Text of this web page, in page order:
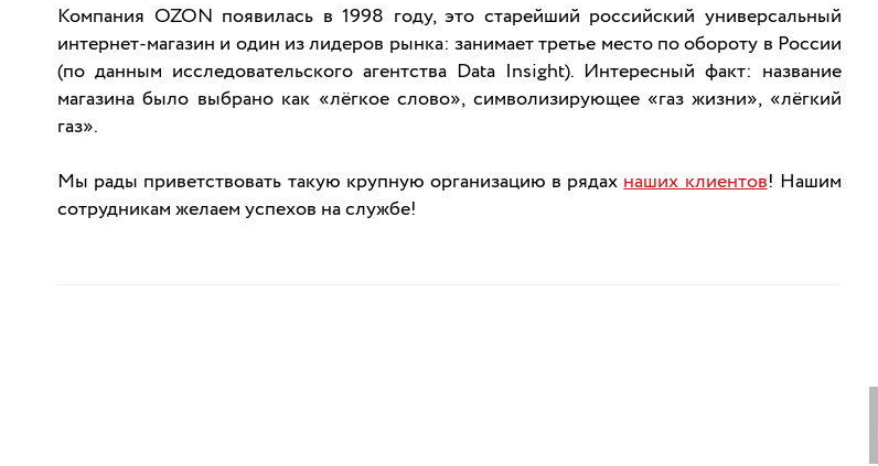
Компания OZON появилась в 1998 году, это старейший российский универсальный
интернет-магазин и один из лидеров рынка: занимает третье место по обороту в России
(по данным исследовательского агентства Data Insight). Интересный факт: название
магазина было выбрано как «лёгкое слово», символизирующее «газ жизни», «лёгкий
газ».
Мы рады приветствовать такую крупную организацию в рядахнаших клиентов! Нашим
сотрудникам желаем успехов на службе!